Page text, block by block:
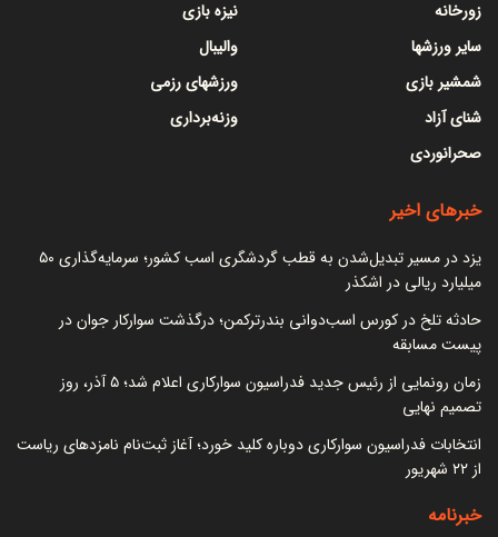
زورخانه
سایر ورزشها
شمشیر بازی
شنای آزاد
صحرانوردی
نیزه بازی
والیبال
ورزشهای رزمی
وزنه‌برداری
خبرهای اخیر
یزد در مسیر تبدیل‌شدن به قطب گردشگری اسب کشور؛ سرمایه‌گذاری ۵۰
میلیارد ریالی در اشکذر
حادثه تلخ در کورس اسب‌دوانی بندرترکمن؛ درگذشت سوارکار جوان در
پیست مسابقه
زمان رونمایی از رئیس جدید فدراسیون سوارکاری اعلام شد؛ ۵ آذر، روز
تصمیم نهایی
انتخابات فدراسیون سوارکاری دوباره کلید خورد؛ آغاز ثبت‌نام نامزدهای ریاست
از ۲۲ شهریور
خبرنامه